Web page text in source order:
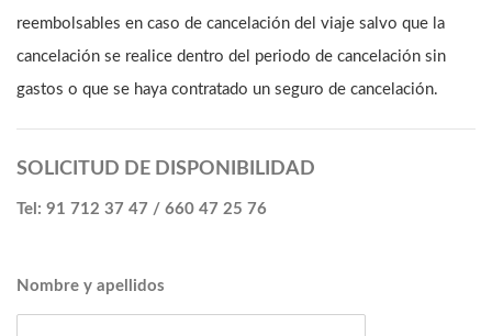
reembolsables en caso de cancelación del viaje salvo que la
cancelación se realice dentro del periodo de cancelación sin
gastos o que se haya contratado un seguro de cancelación.
SOLICITUD DE DISPONIBILIDAD
Tel: 91 712 37 47 / 660 47 25 76
Nombre y apellidos